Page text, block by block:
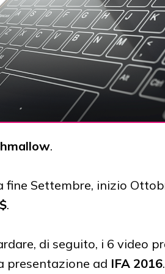
.
fine Settembre, inizio
.
di seguito, i 6 video
presentazione ad IFA 2016.